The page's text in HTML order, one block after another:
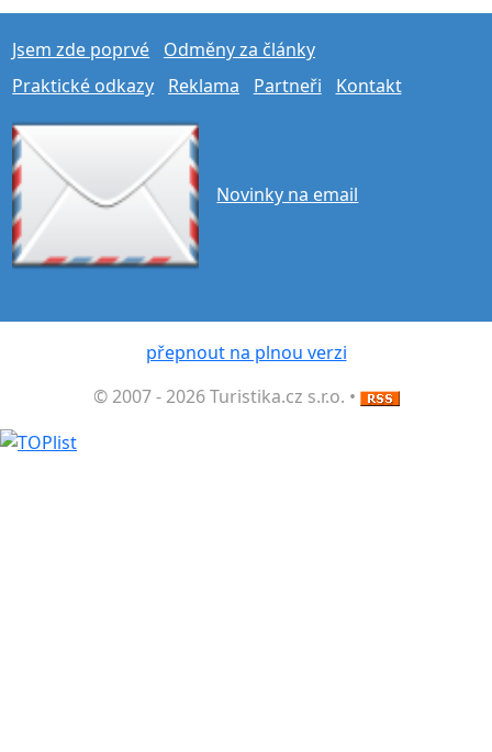
Jsem zde poprvé
Odměny za články
Praktické odkazy
Reklama Partneři Kontakt
Novinky na email
přepnout na plnou verzi
© 2007 - 2026 Turistika.cz s.r.o. •